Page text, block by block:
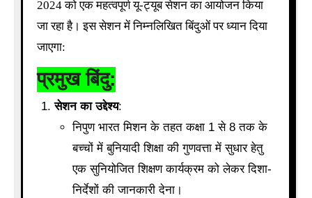
2024 को एक महत्वपूर्ण यू-ट्यूब सेशन का आयोजन किया
जा रहा है। इस सेशन में निम्नलिखित बिंदुओं पर ध्यान दिया
जाएगा:
प्रमुख बिंदु:
सेशन का उद्देश्य:
निपुण भारत मिशन के तहत कक्षा 1 से 8 तक के
बच्चों में बुनियादी शिक्षा की गुणवत्ता में सुधार हेतु
एक सुनियोजित शिक्षण कार्यक्रम को लेकर दिशा-
निर्देशों की जानकारी देना।